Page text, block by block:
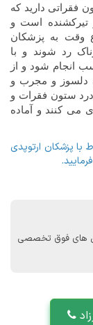
فقراتی دارید که
است و
وقت به پزشکان
رد شوند و با
انجام شود و از
دلسوز و مجرب و
ستون فقرات و
می کنند و آماده
با پزشکان ارتوپدی
های فوق تخصصی